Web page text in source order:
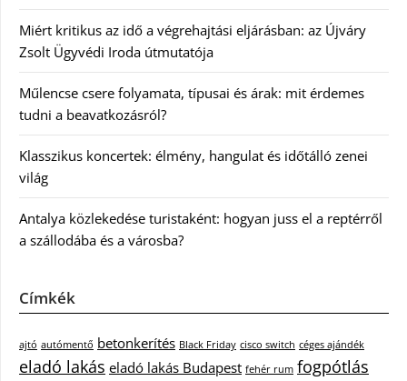
Miért kritikus az idő a végrehajtási eljárásban: az Újváry
Zsolt Ügyvédi Iroda útmutatója
Műlencse csere folyamata, típusai és árak: mit érdemes
tudni a beavatkozásról?
Klasszikus koncertek: élmény, hangulat és időtálló zenei
világ
Antalya közlekedése turistaként: hogyan juss el a reptérről
a szállodába és a városba?
Címkék
ajtó autómentő betonkerítés Black Friday cisco switch céges ajándék
eladó lakás eladó lakás Budapest fehér rum fogpótlás